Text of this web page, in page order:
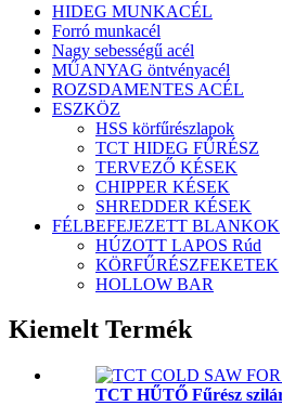
HIDEG MUNKACÉL
Forró munkacél
Nagy sebességű acél
MŰANYAG öntvényacél
ROZSDAMENTES ACÉL
ESZKÖZ
HSS körfűrészlapok
TCT HIDEG FŰRÉSZ
TERVEZŐ KÉSEK
CHIPPER KÉSEK
SHREDDER KÉSEK
FÉLBEFEJEZETT BLANKOK
HÚZOTT LAPOS Rúd
KÖRFŰRÉSZFEKETEK
HOLLOW BAR
Kiemelt Termék
TCT HŰTŐ Fűrész